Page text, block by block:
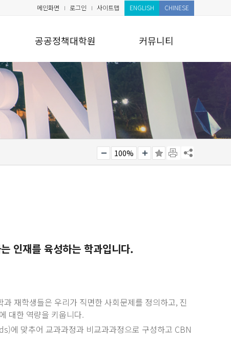
메인화면 로그인 사이트맵 ENGLISH CHINESE
공공정책대학원 커뮤니티
100%
인재를 육성하는 학과입니다.
재학생들은 우리가 직면한 사회문제를 정의하고, 진
대한 역량을 키웁니다.
맞추어 교과과정과 비교과과정으로 구성하고 CBN